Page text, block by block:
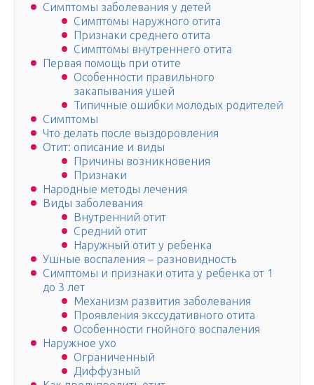
Симптомы заболевания у детей
Симптомы наружного отита
Признаки среднего отита
Симптомы внутреннего отита
Первая помощь при отите
Особенности правильного
закапывания ушей
Типичные ошибки молодых родителей
Симптомы
Что делать после выздоровления
Отит: описание и виды
Причины возникновения
Признаки
Народные методы лечения
Виды заболевания
Внутренний отит
Средний отит
Наружный отит у ребенка
Ушные воспаления – разновидность
Симптомы и признаки отита у ребенка от 1
до 3 лет
Механизм развития заболевания
Проявления экссудативного отита
Особенности гнойного воспаления
Наружное ухо
Ограниченный
Диффузный